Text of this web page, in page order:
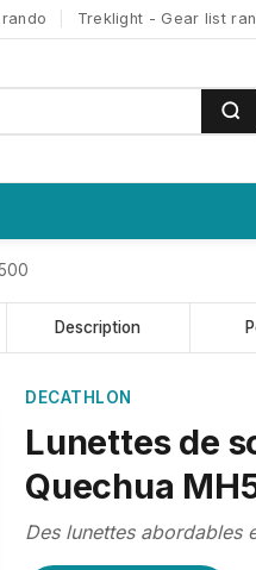
Treklight - Gear list
Description
DECATHLON
Lunettes de
Quechua
Des lunettes abordables